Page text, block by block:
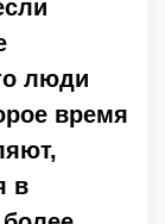
люди
время
в